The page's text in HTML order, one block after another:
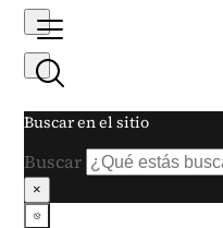
Buscar en el sitio
Buscar
×